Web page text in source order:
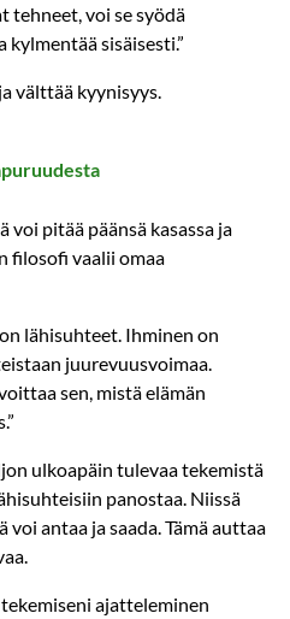
tehneet, voi se syödä
sisäisesti.”
välttää kyynisyys.
voi pitää päänsä kasassa ja
filosofi vaalii omaa
lähisuhteet. Ihminen on
juurevuusvoimaa.
sen, mistä elämän
ulkoapäin tulevaa tekemistä
panostaa. Niissä
antaa ja saada. Tämä auttaa
ajatteleminen